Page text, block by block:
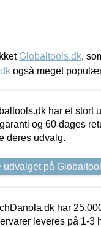
Globaltools.dk,
også meget
har et stort
og 60 dages
deres udvalg.
udvalget på
har
leveres på 1-3